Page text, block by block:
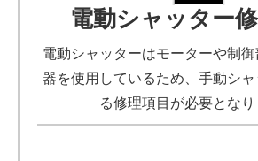
電動シャッター
電動シャッターはモーターや制
器を使用しているため、手動シ
る修理項目が必要となり